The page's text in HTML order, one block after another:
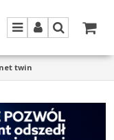
MenuPanelSzukaj
twin